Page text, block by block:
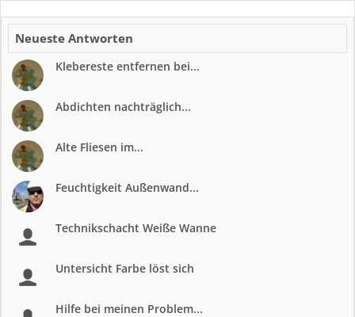
Neueste Antworten
Klebereste entfernen bei...
Abdichten nachträglich...
Alte Fliesen im...
Feuchtigkeit Außenwand...
Technikschacht Weiße Wanne
Untersicht Farbe löst sich
Hilfe bei meinen Problem...